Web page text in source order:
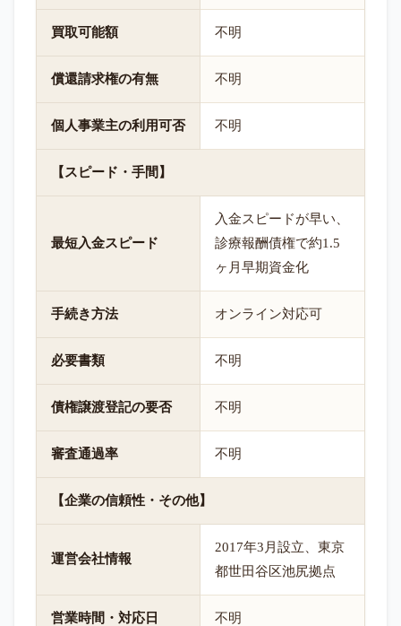
買取可能額 不明
償還請求権の有無 不明
個人事業主の利用可否 不明
【スピード・手間】
最短入金スピード
入金スピードが早い、
診療報酬債権で約1.5
ヶ月早期資金化
手続き方法 オンライン対応可
必要書類 不明
債権譲渡登記の要否 不明
審査通過率 不明
【企業の信頼性・その他】
運営会社情報
2017年3月設立、東京
都世田谷区池尻拠点
営業時間・対応日 不明